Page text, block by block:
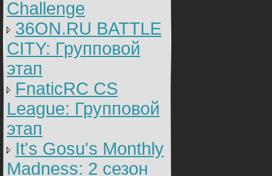
Challenge
36ON.RU BATTLE
CITY: Групповой
этап
FnaticRC CS
League: Групповой
этап
It's Gosu's Monthly
Madness: 2 сезон